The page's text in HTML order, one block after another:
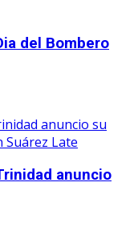
del Bombero
anuncio